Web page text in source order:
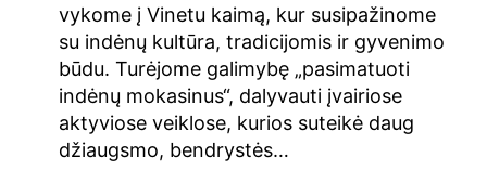
vykome į Vinetu kaimą, kur susipažinome
su indėnų kultūra, tradicijomis ir gyvenimo
būdu. Turėjome galimybę „pasimatuoti
indėnų mokasinus“, dalyvauti įvairiose
aktyviose veiklose, kurios suteikė daug
džiaugsmo, bendrystės…